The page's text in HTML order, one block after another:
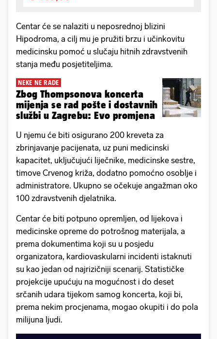
Centar će se nalaziti u neposrednoj blizini
Hipodroma, a cilj mu je pružiti brzu i učinkovitu
medicinsku pomoć u slučaju hitnih zdravstvenih
stanja među posjetiteljima.
NEKE NE RADE
Zbog Thompsonova koncerta
mijenja se rad pošte i dostavnih
službi u Zagrebu: Evo promjena
U njemu će biti osigurano 200 kreveta za
zbrinjavanje pacijenata, uz puni medicinski
kapacitet, uključujući liječnike, medicinske sestre,
timove Crvenog križa, dodatno pomoćno osoblje i
administratore. Ukupno se očekuje angažman oko
100 zdravstvenih djelatnika.
Centar će biti potpuno opremljen, od lijekova i
medicinske opreme do potrošnog materijala, a
prema dokumentima koji su u posjedu
organizatora, kardiovaskularni incidenti istaknuti
su kao jedan od najrizičniji scenarij. Statističke
projekcije upućuju na mogućnost i do deset
srčanih udara tijekom samog koncerta, koji bi,
prema nekim procjenama, mogao okupiti i do pola
milijuna ljudi.